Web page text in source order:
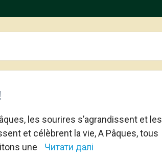
les sourires s’agrandissent et les
et célèbrent la vie, A Pâques, tous
une
Читати далі